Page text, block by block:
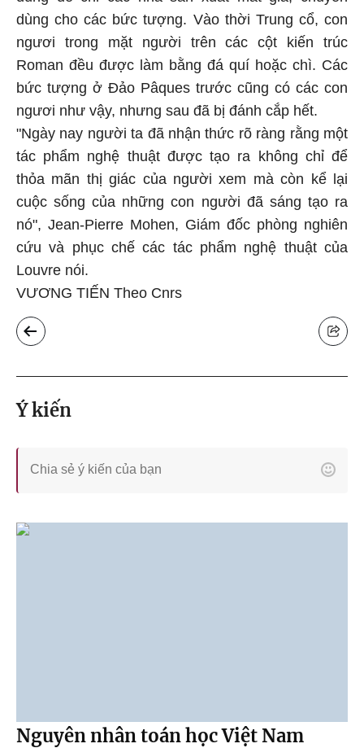
dùng cho các bức tượng. Vào thời Trung cổ, con
ngươi trong mặt người trên các cột kiến trúc
Roman đều được làm bằng đá quí hoặc chì. Các
bức tượng ở Đảo Pâques trước cũng có các con
ngươi như vậy, nhưng sau đã bị đánh cắp hết.
"Ngày nay người ta đã nhận thức rõ ràng rằng một
tác phẩm nghệ thuật được tạo ra không chỉ để
thỏa mãn thị giác của người xem mà còn kể lại
cuộc sống của những con người đã sáng tạo ra
nó", Jean-Pierre Mohen, Giám đốc phòng nghiên
cứu và phục chế các tác phẩm nghệ thuật của
Louvre nói.
VƯƠNG TIẾN Theo Cnrs
Ý kiến
Nguyên nhân toán học Việt Nam